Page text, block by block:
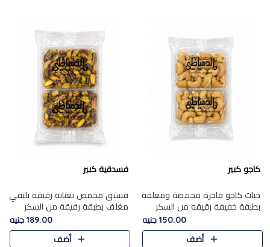
كاجو كبير
حبات كاجو فاخرة محمصة ومغلفة
بطبقة خفيفة رقيقه من السكر
المكرمل، تجمع بين توازن النعومة
زبدية غنية فاخرة والقرمشة
المرضية في حلوى شرقية بطاب..
150.00 جنيه
أضف
فسدقية كبير
فستق محمص بعناية رقيقه يلتقي
مغلف بطبقة رقيقة من السكر
المكرمل، ليقدم مذاقًا فاخرًا حلوي
شرقية فاخرة ونكهة غنية ناتي تميز
كل قطعة و قوام هش
189.00 جنيه
أضف